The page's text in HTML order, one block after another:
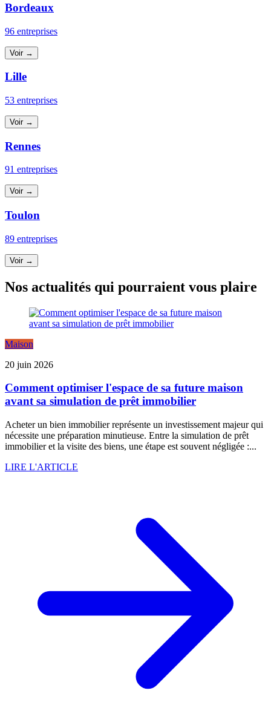
Bordeaux
96 entreprises
Voir →
Lille
53 entreprises
Voir →
Rennes
91 entreprises
Voir →
Toulon
89 entreprises
Voir →
Nos actualités qui pourraient vous plaire
Maison
20 juin 2026
Comment optimiser l'espace de sa future maison
avant sa simulation de prêt immobilier
Acheter un bien immobilier représente un investissement majeur qui
nécessite une préparation minutieuse. Entre la simulation de prêt
immobilier et la visite des biens, une étape est souvent négligée :...
LIRE L'ARTICLE